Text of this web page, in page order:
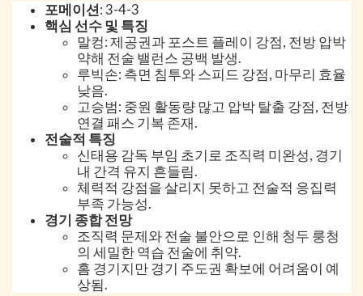
포메이션: 3-4-3
핵심 선수 및 특징
말컹: 제공권과 포스트 플레이 강점, 전방 압박
약해 전술 밸런스 공백 발생.
루빅손: 측면 침투와 스피드 강점, 마무리 효율
낮음.
고승범: 중원 활동량 많고 압박 탈출 강점, 전방
연결 패스 기복 존재.
전술적 특징
신태용 감독 부임 초기로 조직력 미완성, 경기
내 간격 유지 흔들림.
체력적 강점을 살리지 못하고 전술적 응집력
부족 가능성.
경기 종합 전망
조직력 문제와 전술 불안으로 인해 청두 룽청
의 세밀한 역습 전술에 취약.
홈 경기지만 경기 주도권 확보에 어려움이 예
상됨.